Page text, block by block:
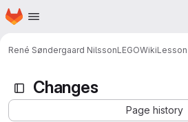
Skip to main content
Homepage
René Søndergaard NilssonLEGOWiki
Changes
Page history